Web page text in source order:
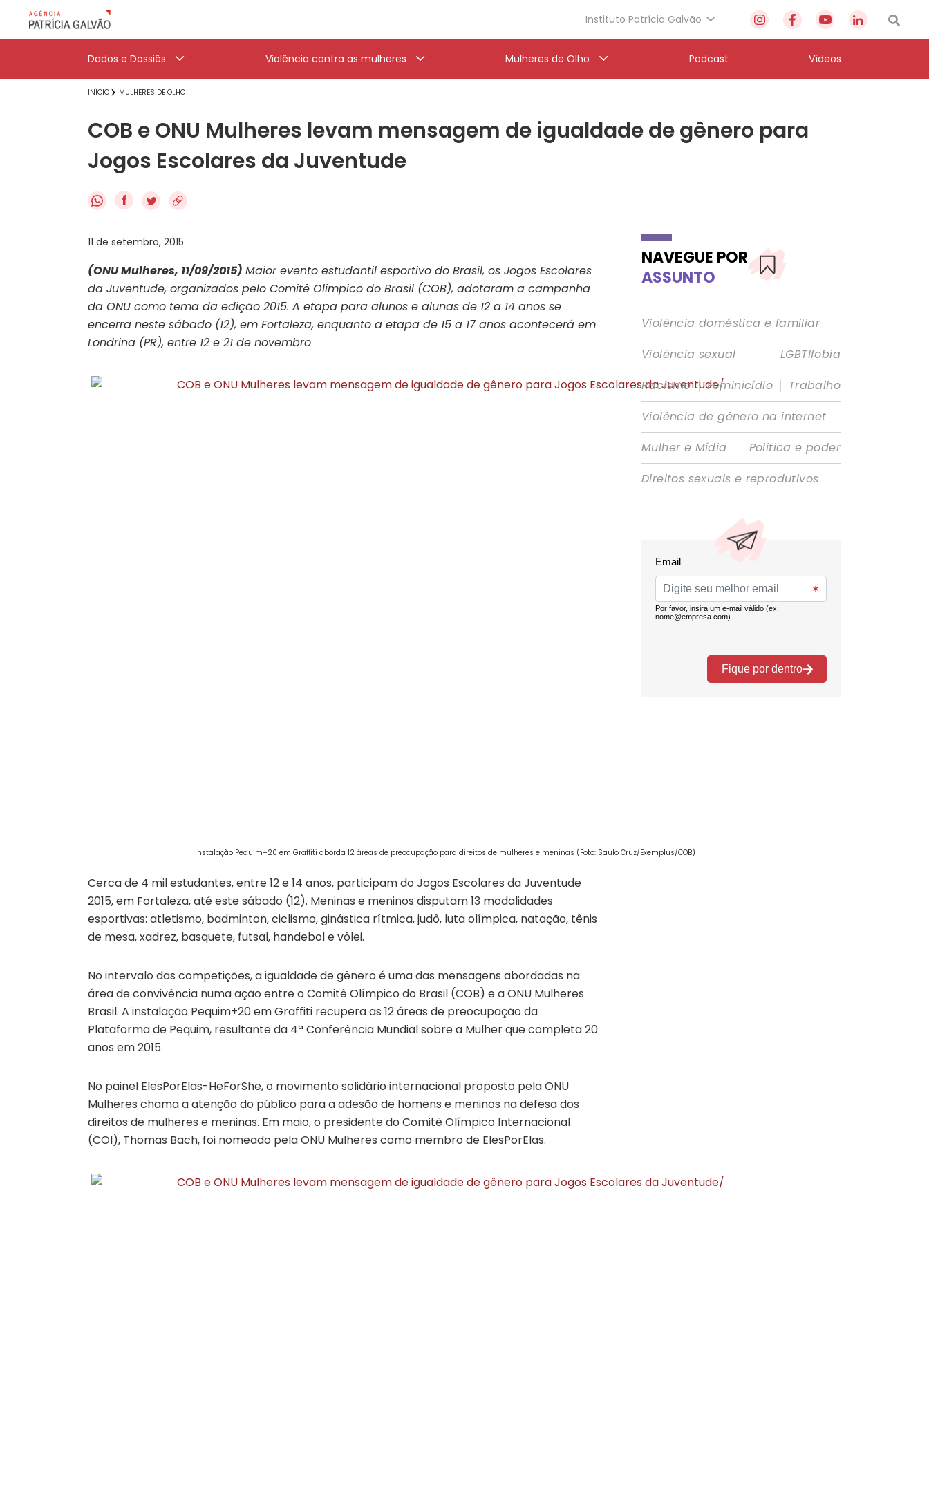
Instituto Patrícia Galvão
Dados e Dossiês Violência contra as mulheres Mulheres de Olho Podcast Vídeos
INÍCIO MULHERES DE OLHO
COB e ONU Mulheres levam mensagem de igualdade de gênero para
Jogos Escolares da Juventude
f
11 de setembro, 2015
(ONU Mulheres, 11/09/2015) Maior evento estudantil esportivo do Brasil, os Jogos Escolares
da Juventude, organizados pelo Comitê Olímpico do Brasil (COB), adotaram a campanha
da ONU como tema da edição 2015. A etapa para alunos e alunas de 12 a 14 anos se
encerra neste sábado (12), em Fortaleza, enquanto a etapa de 15 a 17 anos acontecerá em
Londrina (PR), entre 12 e 21 de novembro
Instalação Pequim+20 em Graffiti aborda 12 áreas de preocupação para direitos de mulheres e meninas (Foto: Saulo Cruz/Exemplus/COB)
Cerca de 4 mil estudantes, entre 12 e 14 anos, participam do Jogos Escolares da Juventude
2015, em Fortaleza, até este sábado (12). Meninas e meninos disputam 13 modalidades
esportivas: atletismo, badminton, ciclismo, ginástica rítmica, judô, luta olímpica, natação, tênis
de mesa, xadrez, basquete, futsal, handebol e vôlei.
No intervalo das competições, a igualdade de gênero é uma das mensagens abordadas na
área de convivência numa ação entre o Comitê Olímpico do Brasil (COB) e a ONU Mulheres
Brasil. A instalação Pequim+20 em Graffiti recupera as 12 áreas de preocupação da
Plataforma de Pequim, resultante da 4ª Conferência Mundial sobre a Mulher que completa 20
anos em 2015.
No painel ElesPorElas-HeForShe, o movimento solidário internacional proposto pela ONU
Mulheres chama a atenção do público para a adesão de homens e meninos na defesa dos
direitos de mulheres e meninas. Em maio, o presidente do Comitê Olímpico Internacional
(COI), Thomas Bach, foi nomeado pela ONU Mulheres como membro de ElesPorElas.
NAVEGUE POR
ASSUNTO
Violência doméstica e familiar
Violência sexual
|
LGBTIfobia
Racismo | Feminicídio | Trabalho
Violência de gênero na internet
Mulher e Mídia
|
Política e poder
Direitos sexuais e reprodutivos